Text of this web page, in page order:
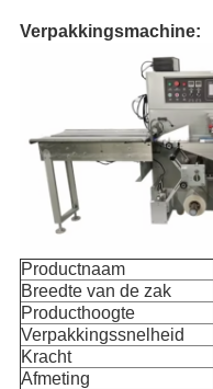
Verpakkingsmachine:
Productnaam
Breedte van de zak
Producthoogte
Verpakkingssnelheid
Kracht
Afmeting